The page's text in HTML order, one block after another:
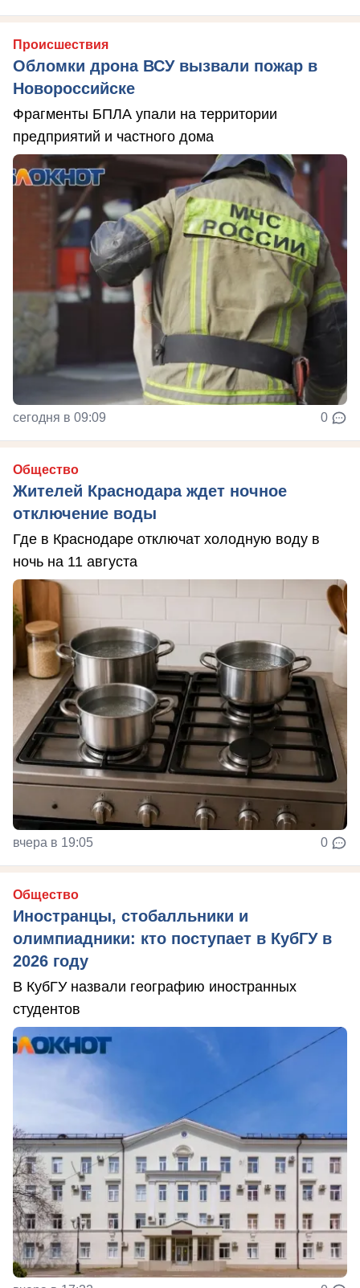
Происшествия
Обломки дрона ВСУ вызвали пожар в
Новороссийске
Фрагменты БПЛА упали на территории
предприятий и частного дома
сегодня в 09:09 0
Общество
Жителей Краснодара ждет ночное
отключение воды
Где в Краснодаре отключат холодную воду в
ночь на 11 августа
вчера в 19:05 0
Общество
Иностранцы, стобалльники и
олимпиадники: кто поступает в КубГУ в
2026 году
В КубГУ назвали географию иностранных
студентов